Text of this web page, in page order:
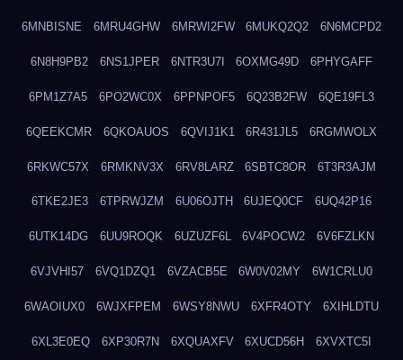
6MNBISNE 6MRU4GHW 6MRWI2FW 6MUKQ2Q2 6N6MCPD2
6N8H9PB2 6NS1JPER 6NTR3U7I 6OXMG49D 6PHYGAFF
6PM1Z7A5 6PO2WC0X 6PPNPOF5 6Q23B2FW 6QE19FL3
6QEEKCMR 6QKOAUOS 6QVIJ1K1 6R431JL5 6RGMWOLX
6RKWC57X 6RMKNV3X 6RV8LARZ 6SBTC8OR 6T3R3AJM
6TKE2JE3 6TPRWJZM 6U06OJTH 6UJEQ0CF 6UQ42P16
6UTK14DG 6UU9ROQK 6UZUZF6L 6V4POCW2 6V6FZLKN
6VJVHI57 6VQ1DZQ1 6VZACB5E 6W0V02MY 6W1CRLU0
6WAOIUX0 6WJXFPEM 6WSY8NWU 6XFR4OTY 6XIHLDTU
6XL3E0EQ 6XP30R7N 6XQUAXFV 6XUCD56H 6XVXTC5I